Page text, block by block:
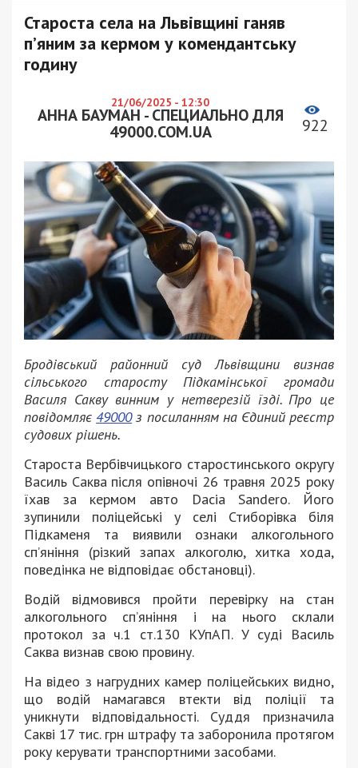
Староста села на Львівщині ганяв
п’яним за кермом у комендантську
годину
21/06/2025 - 12:30
АННА БАУМАН - СПЕЦИАЛЬНО ДЛЯ
49000.COM.UA
922
Бродівський районний суд Львівщини визнав
сільського старосту Підкамінської громади
Василя Сакву винним у нетверезій їзді. Про це
повідомляє49000з посиланням на Єдиний реєстр
судових рішень.
Староста Вербівчицького старостинського округу
Василь Саква після опівночі 26 травня 2025 року
їхав за кермом авто Dacia Sandero. Його
зупинили поліцейські у селі Стиборівка біля
Підкаменя та виявили ознаки алкогольного
сп’яніння (різкий запах алкоголю, хитка хода,
поведінка не відповідає обстановці).
Водій відмовився пройти перевірку на стан
алкогольного сп’яніння і на нього склали
протокол за ч.1 ст.130 КУпАП. У суді Василь
Саква визнав свою провину.
На відео з нагрудних камер поліцейських видно,
що водій намагався втекти від поліції та
уникнути відповідальності. Суддя призначила
Сакві 17 тис. грн штрафу та заборонила протягом
року керувати транспортними засобами.